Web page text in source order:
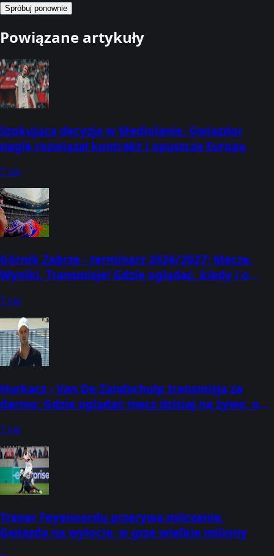
Spróbuj ponownie
Powiązane artykuły
Szokująca decyzja w Mediolanie. Gwiazdor
nagle rozwiązał kontrakt i opuszcza Europę
7 sie
Górnik Zabrze - terminarz 2026/2027: Mecze,
Wyniki, Transmisje! Gdzie oglądać, kiedy i o
7 sie
Hurkacz - Van De Zandschulp transmisja za
darmo: Gdzie oglądać mecz dzisiaj na żywo, o
7 sie
Trener Feyenoordu przerywa milczenie.
Gwiazda na wylocie, w grze wielkie miliony